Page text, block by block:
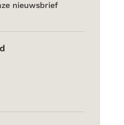
nieuwsbrief